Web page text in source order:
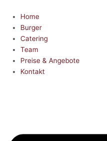
Inhalt
springen
Home
Burger
Catering
Team
Preise & Angebote
Kontakt